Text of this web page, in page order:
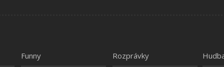
Funny Rozprávky